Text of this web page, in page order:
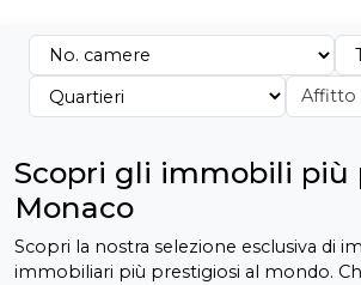
Scopri gli immobili più
Monaco
Scopri la nostra selezione esclusiva di
immobiliari più prestigiosi al mondo.